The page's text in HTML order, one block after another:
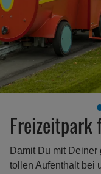
Freizeitpark
Damit Du mit
tollen Aufenthalt bei